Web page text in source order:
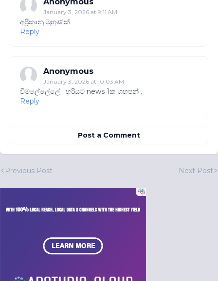
January 3, 2026 at 9:11 AM
අප්‍රිකානු මුහුණක්
Reply
Anonymous
January 3, 2026 at 10:03 AM
විමලේලේලේ . හරියට news 1ක ගහපන් .
Reply
Post a Comment
Previous Post Next Post